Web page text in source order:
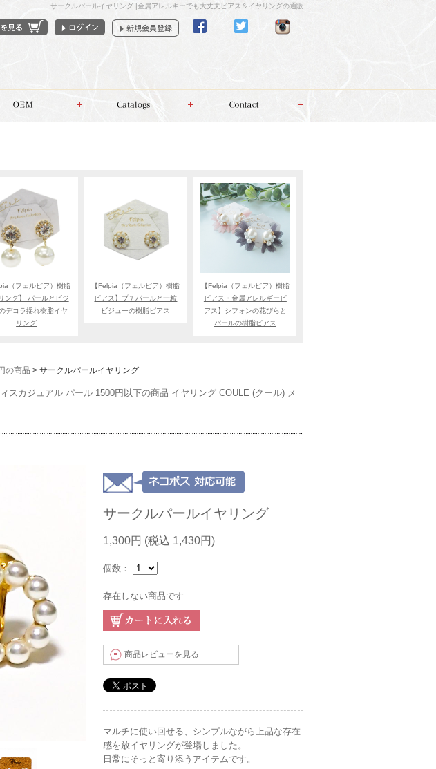
サークルパールイヤリング |金属アレルギーでも大丈夫ピアス＆イヤリングの通販
（フェルピア）樹脂
ング】 パールとビジ
デコラ揺れ樹脂イヤ
リング
【Felpia（フェルピア）樹脂
ピアス】プチパールと一粒
ビジューの樹脂ピアス
【Felpia（フェルピア）樹脂
ピアス・金属アレルギーピ
アス】シフォンの花びらと
パールの樹脂ピアス
の商品 > サークルパールイヤリング
スカジュアル パール 1500円以下の商品 イヤリング COULE (クール) メ
サークルパールイヤリング
1,300円 (税込 1,430円)
個数：
存在しない商品です
商品レビューを見る
マルチに使い回せる、シンプルながら上品な存在
感を放イヤリングが登場しました。
日常にそっと寄り添うアイテムです。